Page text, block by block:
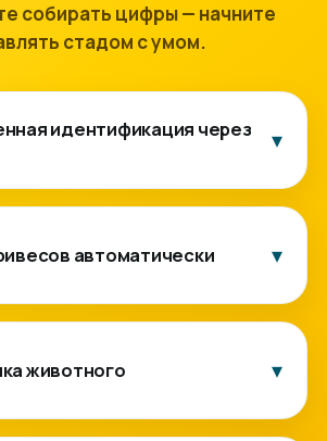
собирать цифры — начните
стадом с умом.
идентификация через
▾
его цифровой паспорт — с
о здоровье и заметками
ошибки ручного ввода и потеря
автоматически ▾
животного ▾